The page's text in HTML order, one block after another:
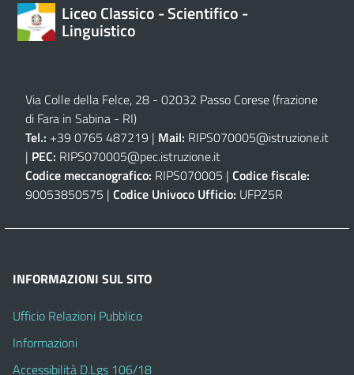
Liceo Classico - Scientifico -
Linguistico
Via Colle della Felce, 28 - 02032 Passo Corese (frazione
di Fara in Sabina - RI)
Tel.: +39 0765 487219 | Mail: RIPS070005@istruzione.it
| PEC: RIPS070005@pec.istruzione.it
Codice meccanografico: RIPS070005 | Codice fiscale:
90053850575 | Codice Univoco Ufficio: UFPZ5R
INFORMAZIONI SUL SITO
Ufficio Relazioni Pubblico
Informazioni
Accessibilità D.Lgs 106/18